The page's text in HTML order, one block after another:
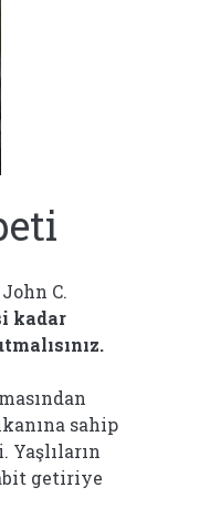
C.
kadar
sahip
getiriye